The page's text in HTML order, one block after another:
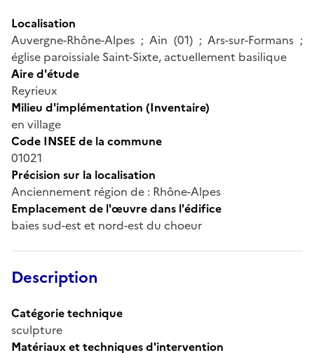
Localisation
Auvergne-Rhône-Alpes ; Ain (01) ; Ars-sur-Formans ;
église paroissiale Saint-Sixte, actuellement basilique
Aire d'étude
Reyrieux
Milieu d'implémentation (Inventaire)
en village
Code INSEE de la commune
01021
Précision sur la localisation
Anciennement région de : Rhône-Alpes
Emplacement de l'œuvre dans l'édifice
baies sud-est et nord-est du choeur
Description
Catégorie technique
sculpture
Matériaux et techniques d'intervention